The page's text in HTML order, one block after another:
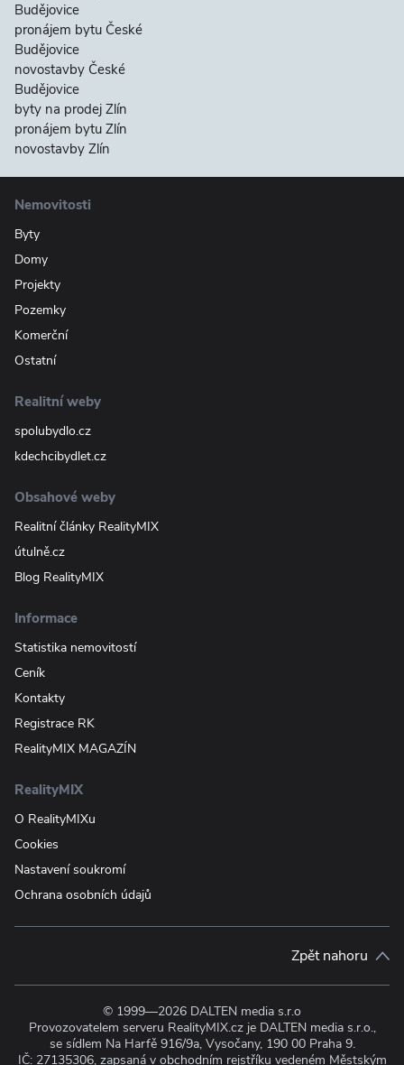
Budějovice
pronájem bytu České
Budějovice
novostavby České
Budějovice
byty na prodej Zlín
pronájem bytu Zlín
novostavby Zlín
Nemovitosti
Byty
Domy
Projekty
Pozemky
Komerční
Ostatní
Realitní weby
spolubydlo.cz
kdechcibydlet.cz
Obsahové weby
Realitní články RealityMIX
útulně.cz
Blog RealityMIX
Informace
Statistika nemovitostí
Ceník
Kontakty
Registrace RK
RealityMIX MAGAZÍN
RealityMIX
O RealityMIXu
Cookies
Nastavení soukromí
Ochrana osobních údajů
Zpět nahoru
© 1999—2026 DALTEN media s.r.o
Provozovatelem serveru RealityMIX.cz je DALTEN media s.r.o.,
se sídlem Na Harfě 916/9a, Vysočany, 190 00 Praha 9.
IČ: 27135306, zapsaná v obchodním rejstříku vedeném Městským